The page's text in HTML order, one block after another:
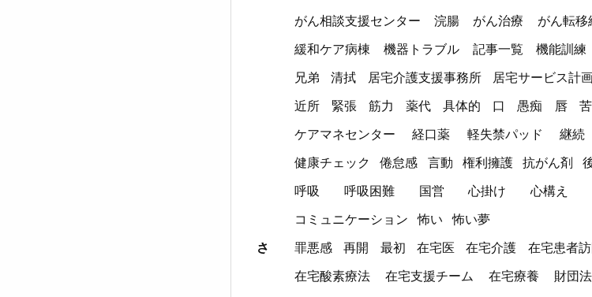
がん相談支援センター 浣腸 がん治療 がん転移
緩和ケア病棟 機器トラブル 記事一覧 機能訓練
兄弟 清拭 居宅介護支援事務所 居宅サービス計
近所 緊張 筋力 薬代 具体的 口 愚痴 唇
ケアマネセンター 経口薬 軽失禁パッド 継続
健康チェック 倦怠感 言動 権利擁護 抗がん剤
呼吸 呼吸困難 国営 心掛け 心構え
コミュニケーション 怖い 怖い夢
さ 罪悪感 再開 最初 在宅医 在宅介護 在宅患者
在宅酸素療法 在宅支援チーム 在宅療養 財団